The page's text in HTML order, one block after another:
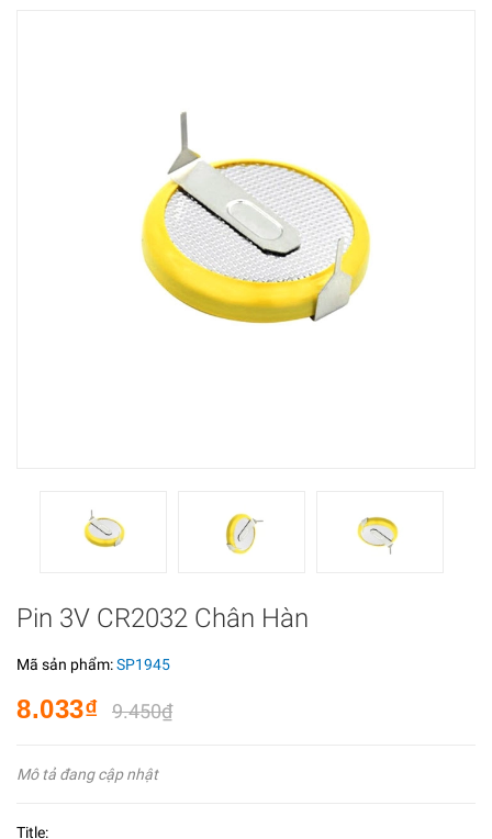
Pin 3V CR2032 Chân Hàn
Mã sản phẩm:SP1945
8.033₫ 9.450₫
Mô tả đang cập nhật
Title: